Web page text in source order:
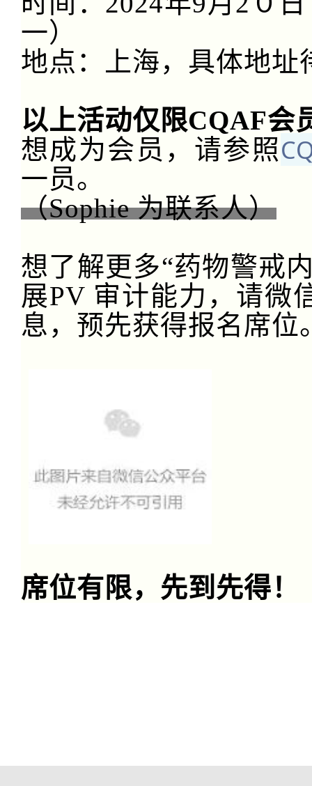
一）
地点：上海，具体地址
以上活动仅限CQAF会
想成为会员，请参照
一员。
（Sophie 为联系人）
想了解更多“药物警戒
展PV 审计能力，请微
息，预先获得报名席位
席位有限，先到先得！